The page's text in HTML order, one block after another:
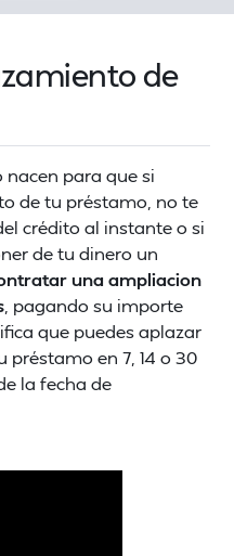
de
para que si
de tu préstamo, no te
crédito al instante o si
de tu dinero un
una ampliacion
, pagando su importe
que puedes aplazar
en 7, 14 o 30
la fecha de